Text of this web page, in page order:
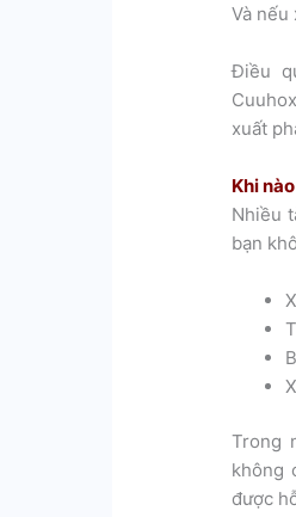
Và nếu
Điều
xuất
Khi
Nhiều
bạn
Trong
không
được